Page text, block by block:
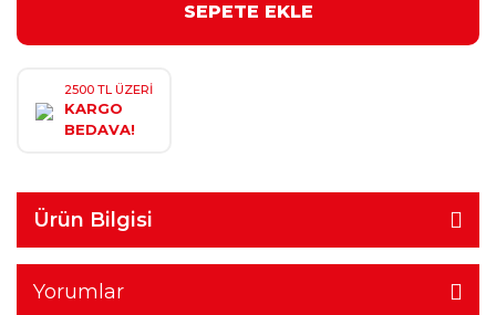
SEPETE EKLE
2500 TL ÜZERİ
KARGO
BEDAVA!
Ürün Bilgisi
Yorumlar